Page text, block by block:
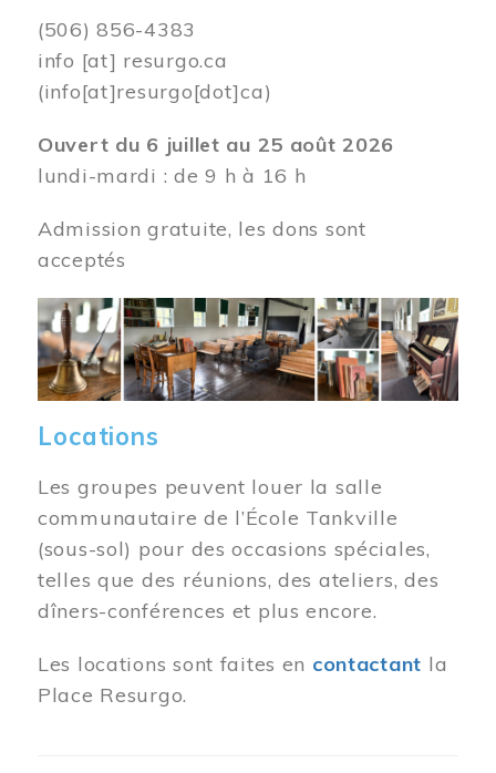
(506) 856-4383
info [at] resurgo.ca
(info[at]resurgo[dot]ca)
Ouvert du 6 juillet au 25 août 2026
lundi-mardi : de 9 h à 16 h
Admission gratuite, les dons sont
acceptés
Image
Locations
Les groupes peuvent louer la salle
communautaire de l’École Tankville
(sous-sol) pour des occasions spéciales,
telles que des réunions, des ateliers, des
dîners-conférences et plus encore.
Les locations sont faites en contactant la
Place Resurgo.